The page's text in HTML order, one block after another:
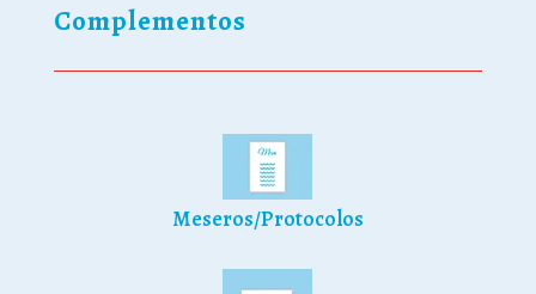
Complementos
Meseros/Protocolos